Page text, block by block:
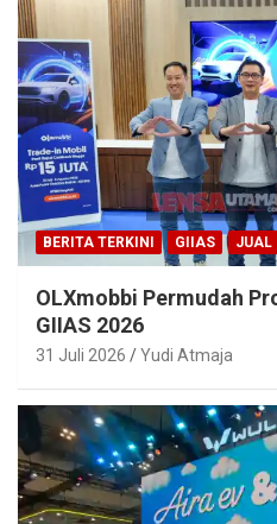
BERITA TERKINI GIIAS JUAL
OLXmobbi Permudah
GIIAS 2026
31 Juli 2026 Yudi Atmaja